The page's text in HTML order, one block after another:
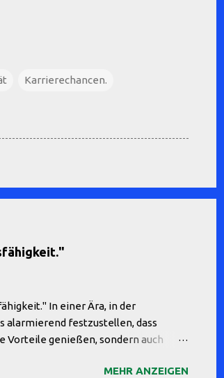
Karrierechancen.
In einer Ära, in der
alarmierend festzustellen, dass
Vorteile genießen, sondern auch
Sicherheit und das internationale
MEHR ANZEIGEN